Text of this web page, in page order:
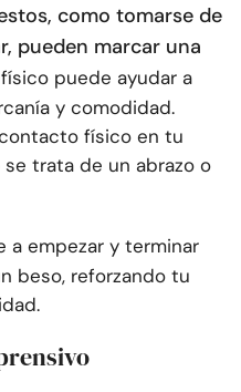
como tomarse de
pueden marcar una
puede ayudar a
y comodidad.
físico en tu
trata de un abrazo o
a empezar y terminar
beso, reforzando tu